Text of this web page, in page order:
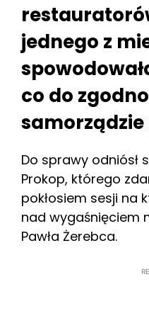
jednego z
co do
Do sprawy odniósł
Prokop, którego
pokłosiem sesji na
nad wygaśnięciem
Pawła Żerebca.